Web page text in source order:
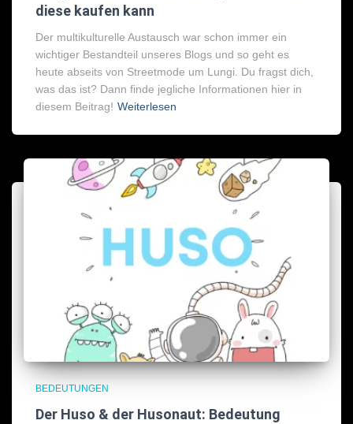
diese kaufen kann
Der multikulturelle Austausch war schon immer ein
wichtiger Bestandteil unseres Blogs und so geht es
heute abseits von Streetmode um Lungi. Du fragst dich,
was das ist? Dann finde jegliche Informationen hier in
diesem Beitrag! Weiterlesen
BEDEUTUNGEN
Der Huso & der Husonaut: Bedeutung